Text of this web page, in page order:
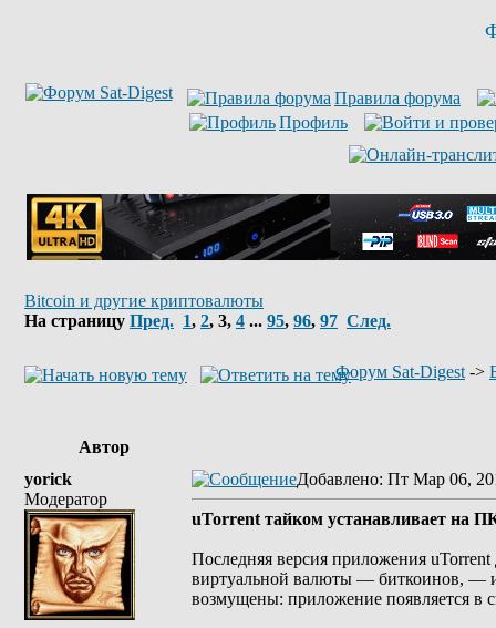
Правила форума
Профиль
Bitcoin и другие криптовалюты
На страницу Пред. 1, 2, 3, 4 ... 95, 96, 97 След.
Форум Sat-Digest ->
Автор
yorick
Модератор
Добавлено: Пт Мар 06,
uTorrent тайком устанавливает на
Последняя версия приложения
виртуальной валюты — биткоинов, —
возмущены: приложение появляется в